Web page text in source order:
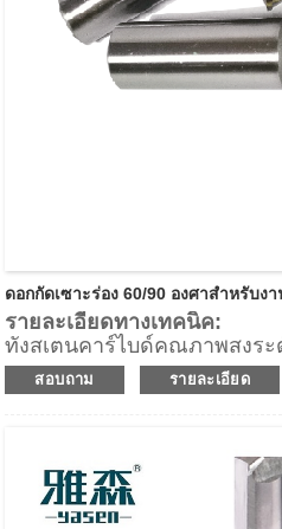
ดอกกัดเซาะร่อง 60/90 องศาสำหรับง
รายละเอียดทางเทคนิค:
ทังสเตนคาร์ไบด์คุณภาพสูงระ
ให้พื้นผิวด้านล่างของชิ้นงานที่ดี
การดีดชิปขึ้น
สำหรับการเคลือบขอบด้านล่า
ยอดเยี่ยมสามารถใช้กับไม้เนื้
สำหรับอัตราการป้อนที่รวดเร็ว
สอบถาม รายละเอียด